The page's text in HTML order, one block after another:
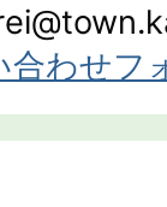
合わせフ